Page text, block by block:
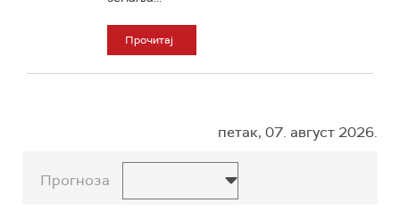
Прочитај
петак, 07. август 2026.
Прогноза